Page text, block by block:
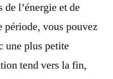
l’énergie et de
période, vous pouvez
une plus petite
tend vers la fin,